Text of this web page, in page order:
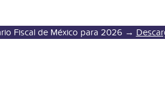
Fiscal de México para 2026 →